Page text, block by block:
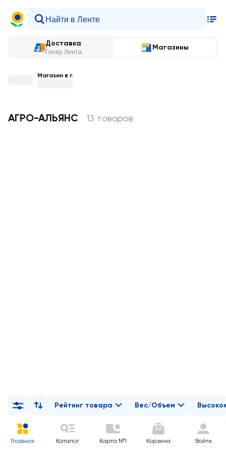
Доставка
Гипер Лента
Магазины
Магазин в г.
АГРО-АЛЬЯНС 13 товаров
Рейтинг товара Вес/Объем
Главная Каталог Карта №1 Корзина Войти